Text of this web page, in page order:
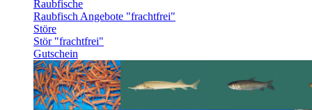
Raubfische
Raubfisch Angebote "frachtfrei"
Störe
Stör "frachtfrei"
Gutschein